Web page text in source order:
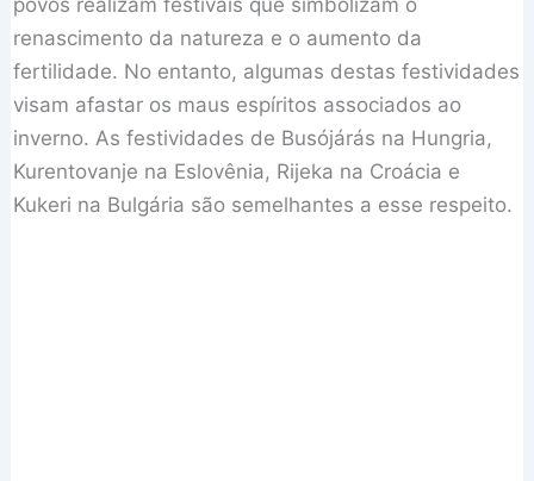
renascimento da natureza e o aumento da
fertilidade. No entanto, algumas destas festividades
visam afastar os maus espíritos associados ao
inverno. As festividades de Busójárás na Hungria,
Kurentovanje na Eslovênia, Rijeka na Croácia e
Kukeri na Bulgária são semelhantes a esse respeito.